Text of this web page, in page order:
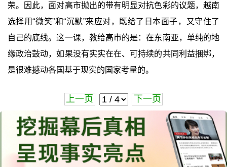
荣。因此，面对高市抛出的带有明显对抗色彩的议题，越南
选择用“微笑”和“沉默”来应对，既给了日本面子，又守住了
自己的底线。这一课，教给高市的是：在东南亚，单纯的地
缘政治鼓动，如果没有实实在在、可持续的共同利益捆绑，
是很难撼动各国基于现实的国家考量的。
上一页 下一页